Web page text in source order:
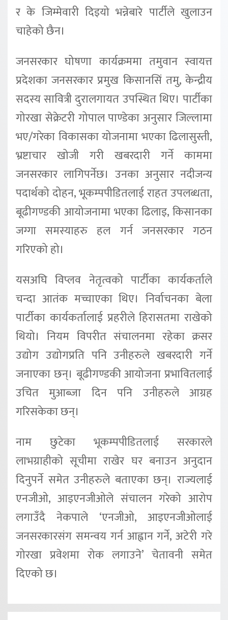
र के जिम्मेवारी दिइयो भन्नेबारे पार्टीले खुलाउन
चाहेको छैन।
जनसरकार घोषणा कार्यक्रममा तमुवान स्वायत्त
प्रदेशका जनसरकार प्रमुख किसानसिं तमु, केन्द्रीय
सदस्य सावित्री दुरालगायत उपस्थित थिए। पार्टीका
गोरखा सेक्रेटरी गोपाल पाण्डेका अनुसार जिल्लामा
भए/गरेका विकासका योजनामा भएका ढिलासुस्ती,
भ्रष्टाचार खोजी गरी खबरदारी गर्ने काममा
जनसरकार लागिपर्नेछ। उनका अनुसार नदीजन्य
पदार्थको दोहन, भूकम्पपीडितलाई राहत उपलब्धता,
बूढीगण्डकी आयोजनामा भएका ढिलाइ, किसानका
जग्गा समस्याहरु हल गर्न जनसरकार गठन
गरिएको हो।
यसअघि विप्लव नेतृत्वको पार्टीका कार्यकर्ताले
चन्दा आतंक मच्चाएका थिए। निर्वाचनका बेला
पार्टीका कार्यकर्तालाई प्रहरीले हिरासतमा राखेको
थियो। नियम विपरीत संचालनमा रहेका क्रसर
उद्योग उद्योगप्रति पनि उनीहरुले खबरदारी गर्ने
जनाएका छन्। बूढीगण्डकी आयोजना प्रभावितलाई
उचित मुआब्जा दिन पनि उनीहरुले आग्रह
गरिसकेका छन्।
नाम छुटेका भूकम्पपीडितलाई सरकारले
लाभग्राहीको सूचीमा राखेर घर बनाउन अनुदान
दिनुपर्ने समेत उनीहरुले बताएका छन्। राज्यलाई
एनजीओ, आइएनजीओले संचालन गरेको आरोप
लगाउँदै नेकपाले ‘एनजीओ, आइएनजीओलाई
जनसरकारसंग समन्वय गर्न आह्वान गर्ने, अटेरी गरे
गोरखा प्रवेशमा रोक लगाउने’ चेतावनी समेत
दिएको छ।